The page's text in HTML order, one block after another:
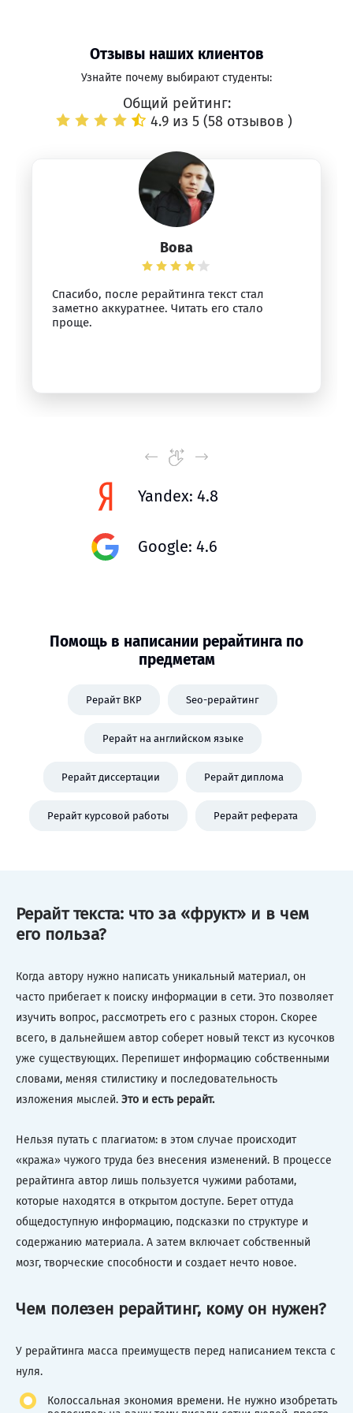
Отзывы наших клиентов
Узнайте почему выбирают студенты:
Общий рейтинг:
4.9 из 5 (58 отзывов )
Вова
Спасибо, после рерайтинга текст стал
заметно аккуратнее. Читать его стало
проще.
Yandex: 4.8
Google: 4.6
Помощь в написании рерайтинга по
предметам
Рерайт ВКР Seo-рерайтинг
Рерайт на английском языке
Рерайт диссертации Рерайт диплома
Рерайт курсовой работы Рерайт реферата
Рерайт текста: что за «фрукт» и в чем
его польза?
Когда автору нужно написать уникальный материал, он
часто прибегает к поиску информации в сети. Это позволяет
изучить вопрос, рассмотреть его с разных сторон. Скорее
всего, в дальнейшем автор соберет новый текст из кусочков
уже существующих. Перепишет информацию собственными
словами, меняя стилистику и последовательность
изложения мыслей. Это и есть рерайт.
Нельзя путать с плагиатом: в этом случае происходит
«кража» чужого труда без внесения изменений. В процессе
рерайтинга автор лишь пользуется чужими работами,
которые находятся в открытом доступе. Берет оттуда
общедоступную информацию, подсказки по структуре и
содержанию материала. А затем включает собственный
мозг, творческие способности и создает нечто новое.
Чем полезен рерайтинг, кому он нужен?
У рерайтинга масса преимуществ перед написанием текста с
нуля.
Колоссальная экономия времени. Не нужно изобретать